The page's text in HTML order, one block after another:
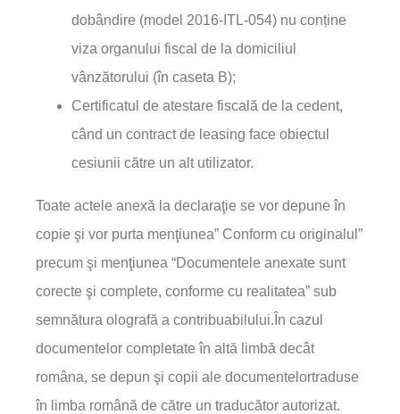
dobândire (model 2016-ITL-054) nu conține
viza organului fiscal de la domiciliul
vânzătorului (în caseta B);
Certificatul de atestare fiscală de la cedent,
când un contract de leasing face obiectul
cesiunii către un alt utilizator.
Toate actele anexă la declaraţie se vor depune în
copie şi vor purta menţiunea” Conform cu originalul”
precum şi menţiunea “Documentele anexate sunt
corecte şi complete, conforme cu realitatea” sub
semnătura olografă a contribuabilului.În cazul
documentelor completate în altă limbă decât
româna, se depun şi copii ale documentelortraduse
în limba română de către un traducător autorizat.